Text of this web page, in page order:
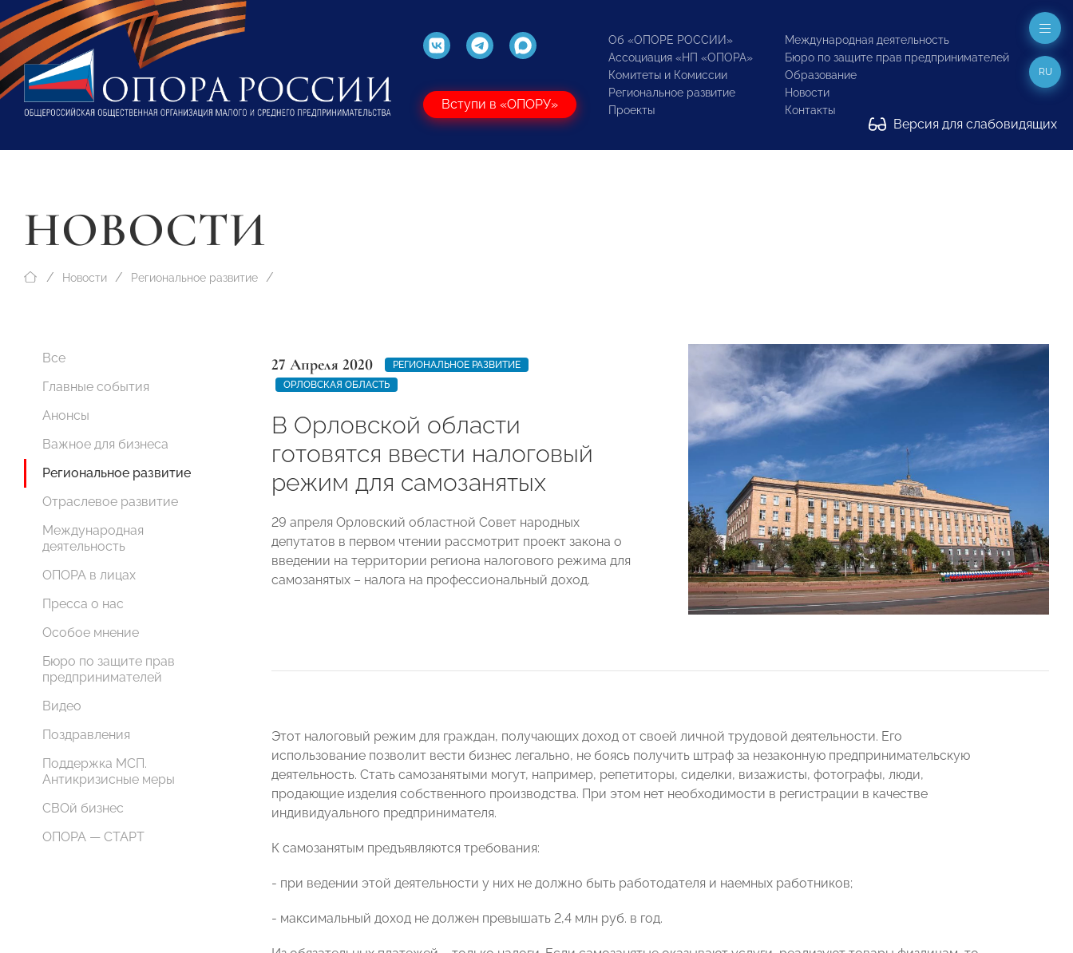
Вступи в «ОПОРУ»
Об «ОПОРЕ РОССИИ»
Ассоциация «НП «ОПОРА»
Комитеты и Комиссии
Региональное развитие
Проекты
Международная деятельность
Бюро по защите прав предпринимателей
Образование
Новости
Контакты
Версия для слабовидящих
RU
НОВОСТИ
Новости Региональное развитие
Все
Главные события
Анонсы
Важное для бизнеса
Региональное развитие
Отраслевое развитие
Международная
деятельность
ОПОРА в лицах
Пресса о нас
Особое мнение
Бюро по защите прав
предпринимателей
Видео
Поздравления
Поддержка МСП.
Антикризисные меры
СВОй бизнес
ОПОРА — СТАРТ
27 Апреля 2020
РЕГИОНАЛЬНОЕ РАЗВИТИЕ
ОРЛОВСКАЯ ОБЛАСТЬ
В Орловской области
готовятся ввести налоговый
режим для самозанятых
29 апреля Орловский областной Совет народных
депутатов в первом чтении рассмотрит проект закона о
введении на территории региона налогового режима для
самозанятых – налога на профессиональный доход.
Этот налоговый режим для граждан, получающих доход от своей личной трудовой деятельности. Его
использование позволит вести бизнес легально, не боясь получить штраф за незаконную предпринимательскую
деятельность. Стать самозанятыми могут, например, репетиторы, сиделки, визажисты, фотографы, люди,
продающие изделия собственного производства. При этом нет необходимости в регистрации в качестве
индивидуального предпринимателя.
К самозанятым предъявляются требования:
- при ведении этой деятельности у них не должно быть работодателя и наемных работников;
- максимальный доход не должен превышать 2,4 млн руб. в год.